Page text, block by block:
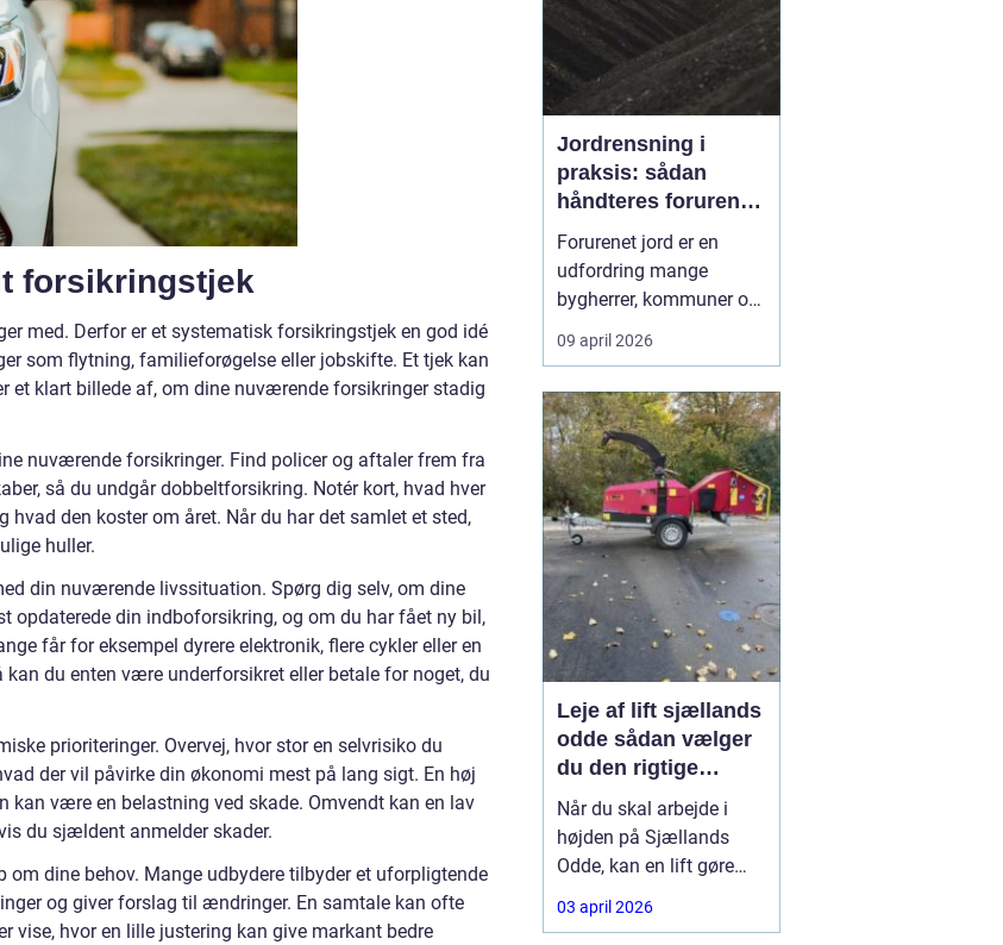
forsikringstjek
med. Derfor er et systematisk forsikringstjek en god idé
som flytning, familieforøgelse eller jobskifte. Et tjek kan
et klart billede af, om dine nuværende forsikringer stadig
nuværende forsikringer. Find policer og aftaler frem fra
så du undgår dobbeltforsikring. Notér kort, hvad hver
den koster om året. Når du har det samlet et sted,
huller.
din nuværende livssituation. Spørg dig selv, om dine
opdaterede din indboforsikring, og om du har fået ny bil,
får for eksempel dyrere elektronik, flere cykler eller en
du enten være underforsikret eller betale for noget, du
prioriteringer. Overvej, hvor stor en selvrisiko du
der vil påvirke din økonomi mest på lang sigt. En høj
kan være en belastning ved skade. Omvendt kan en lav
du sjældent anmelder skader.
om dine behov. Mange udbydere tilbyder et uforpligtende
og giver forslag til ændringer. En samtale kan ofte
vise, hvor en lille justering kan give markant bedre
Jordrensning i
praksis: sådan
håndteres forurenet
jord ansvarligt
Forurenet jord er en
udfordring mange
bygherrer, kommuner og
virksomheder møder, når
gamle industrigrunde
opdages forurening i
forbindelse med
anlægsarbejde.
Jordrensning handler
om at fjerne eller
reducere skadelige
stoffer ...
09 april 2026
Leje af lift sjællands
odde sådan vælger
du den rigtige
løsning
Når du skal arbejde i
højden på Sjællands
Odde, kan en lift gøre
forskellen på en
besværlig og en
03 april 2026